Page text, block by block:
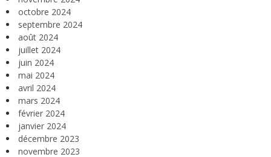
octobre 2024
septembre 2024
août 2024
juillet 2024
juin 2024
mai 2024
avril 2024
mars 2024
février 2024
janvier 2024
décembre 2023
novembre 2023